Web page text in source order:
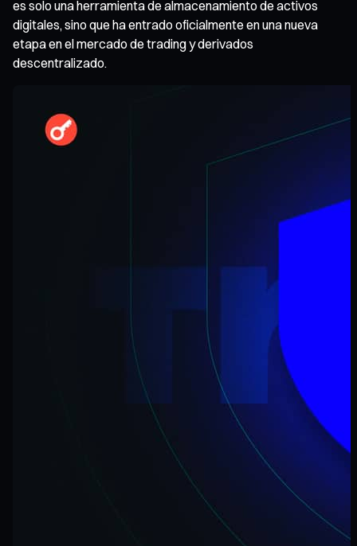
es solo una herramienta de almacenamiento de activos
digitales, sino que ha entrado oficialmente en una nueva
etapa en el mercado de trading y derivados
descentralizado.